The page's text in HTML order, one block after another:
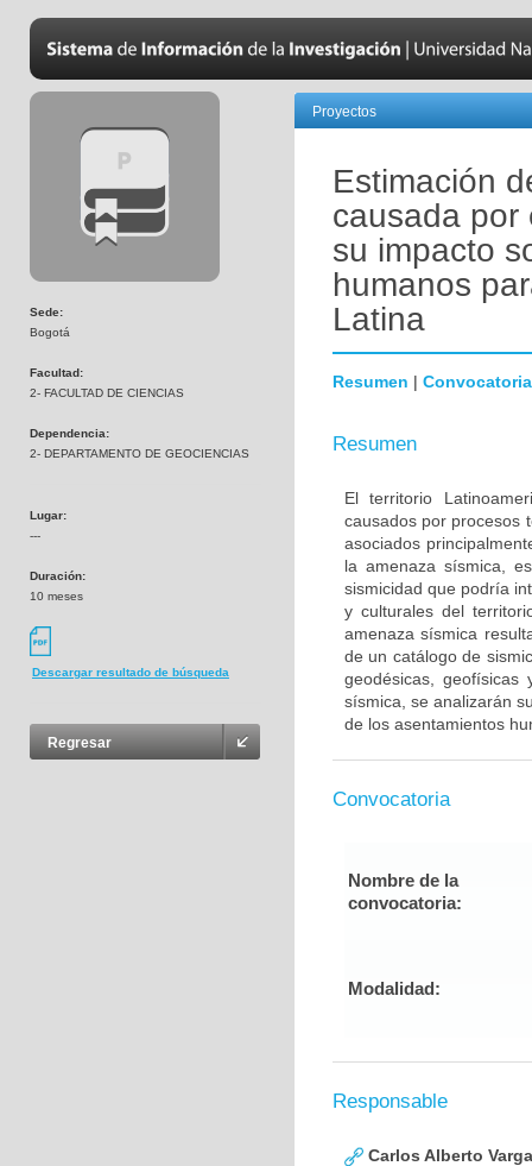
Sede:
Bogotá
Facultad:
2- FACULTAD DE CIENCIAS
Dependencia:
2- DEPARTAMENTO DE GEOCIENCIAS
Lugar:
---
Duración:
10 meses
Descargar resultado de búsqueda
Regresar
Proyectos
Estimación
causada por
su impacto
humanos
Latina
Resumen | Convocatoria
Resumen
El territorio
causados por procesos
asociados
la amenaza sísmica,
sismicidad que podría
y culturales del
amenaza sísmica
de un catálogo de
geodésicas,
sísmica, se analizarán
de los asentamientos
Convocatoria
Nombre de la
convocatoria:
Modalidad:
Responsable
Carlos Alberto